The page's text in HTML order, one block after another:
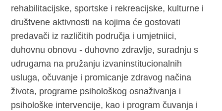
rehabilitacijske, sportske i rekreacijske, kulturne i
društvene aktivnosti na kojima će gostovati
predavači iz različitih područja i umjetniici,
duhovnu obnovu - duhovno zdravlje, suradnju s
udrugama na pružanju izvaninstitucionalnih
usluga, očuvanje i promicanje zdravog načina
života, programe psihološkog osnaživanja i
psihološke intervencije, kao i program čuvanja i